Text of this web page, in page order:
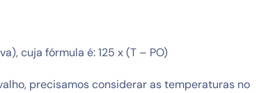
cuja fórmula é: 125 x (T – PO)
precisamos considerar as temperaturas no